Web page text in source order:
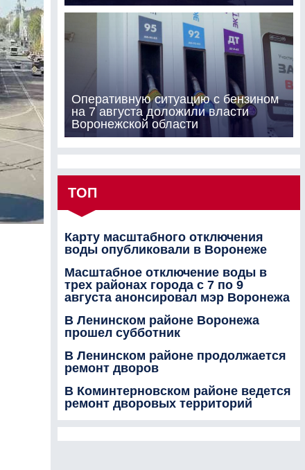
Оперативную ситуацию с бензином
на 7 августа доложили власти
Воронежской области
ТОП
Карту масштабного отключения
воды опубликовали в Воронеже
Масштабное отключение воды в
трех районах города с 7 по 9
августа анонсировал мэр Воронежа
В Ленинском районе Воронежа
прошел субботник
В Ленинском районе продолжается
ремонт дворов
В Коминтерновском районе ведется
ремонт дворовых территорий